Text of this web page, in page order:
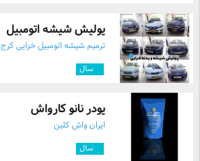
پولیش شیشه اتومبیل
ترمیم شیشه اتومبیل خزایی کرج
سال
پودر نانو کارواش
ایران واش کلین
سال